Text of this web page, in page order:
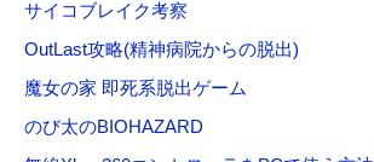
サイコブレイク考察
OutLast攻略(精神病院からの脱出)
魔女の家 即死系脱出ゲーム
のび太のBIOHAZARD